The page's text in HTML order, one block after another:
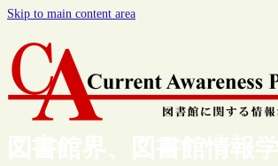
Skip to main content area
図書館界、図書館情報